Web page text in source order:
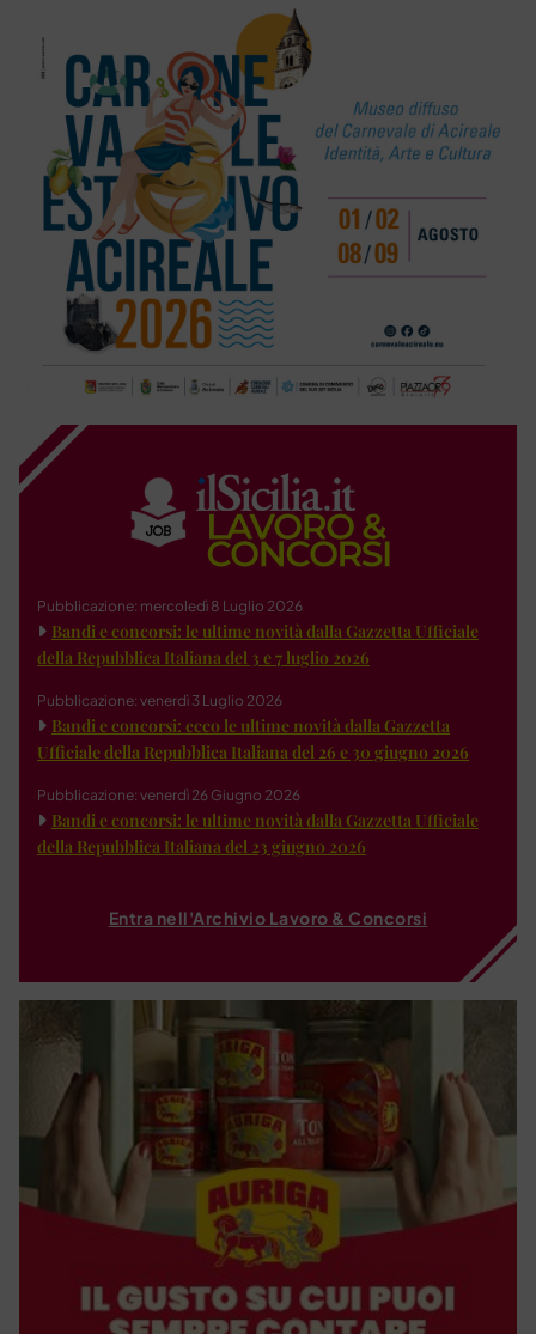
Pubblicazione: mercoledì 8 Luglio 2026
Bandi e concorsi: le ultime novità dalla Gazzetta Ufficiale
della Repubblica Italiana del 3 e 7 luglio 2026
Pubblicazione: venerdì 3 Luglio 2026
Bandi e concorsi: ecco le ultime novità dalla Gazzetta
Ufficiale della Repubblica Italiana del 26 e 30 giugno 2026
Pubblicazione: venerdì 26 Giugno 2026
Bandi e concorsi: le ultime novità dalla Gazzetta Ufficiale
della Repubblica Italiana del 23 giugno 2026
Entra nell'Archivio Lavoro & Concorsi